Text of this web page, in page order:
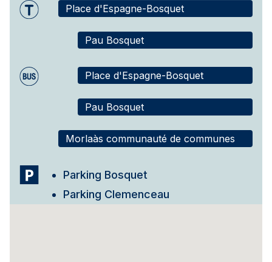
Place d'Espagne-Bosquet
Pau Bosquet
Place d'Espagne-Bosquet
Pau Bosquet
Morlaàs communauté de communes
Parking Bosquet
Parking Clemenceau